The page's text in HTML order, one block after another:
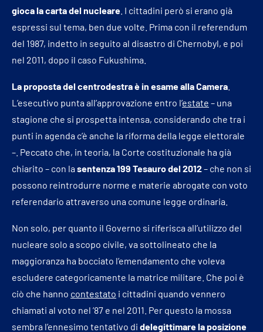
gioca la carta del nucleare . I cittadini però si erano già
espressi sul tema, ben due volte. Prima con il referendum
del 1987, indetto in seguito al disastro di Chernobyl, e poi
nel 2011, dopo il caso Fukushima.
La proposta del centrodestra è in esame alla Camera
L’esecutivo punta all’approvazione entro l’estate – una
stagione che si prospetta intensa, considerando che tra i
punti in agenda c’è anche la riforma della legge elettorale
–. Peccato che, in teoria, la Corte costituzionale ha già
chiarito – con lasentenza 199 Tesauro del 2012– che non si
possono reintrodurre norme e materie abrogate con voto
referendario attraverso una comune legge ordinaria.
Non solo, per quanto il Governo si riferisca all’utilizzo del
nucleare solo a scopo civile, va sottolineato che la
maggioranza ha bocciato l’emendamento che voleva
escludere categoricamente la matrice militare. Che poi è
ciò che hanno contestato i cittadini quando vennero
chiamati al voto nel ’87 e nel 2011. Per questo la mossa
sembra l’ennesimo tentativo di delegittimare la posizione